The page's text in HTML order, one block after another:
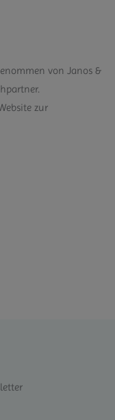
von Janos &
zur